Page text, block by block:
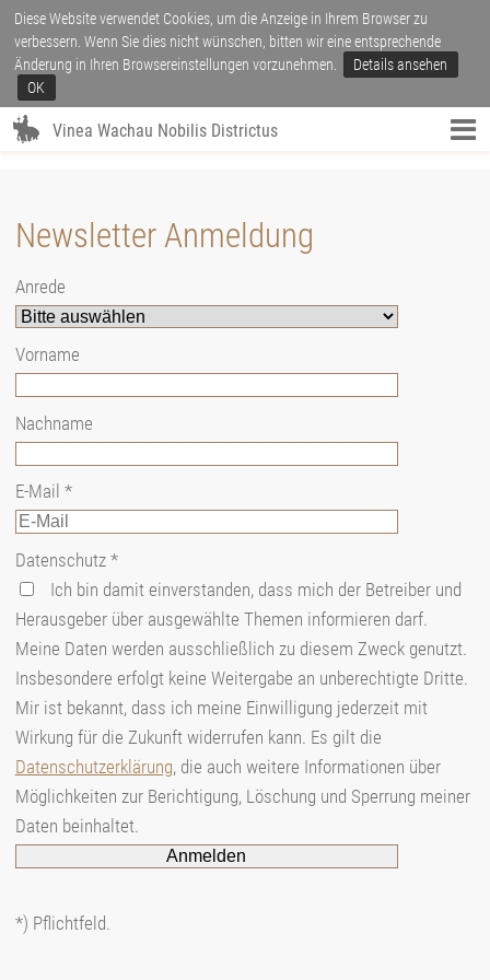
Diese Website verwendet Cookies, um die Anzeige in Ihrem Browser zu
verbessern. Wenn Sie dies nicht wünschen, bitten wir eine entsprechende
Änderung in Ihren Browsereinstellungen vorzunehmen.
Details ansehen
OK
Vinea Wachau Nobilis Districtus
Newsletter Anmeldung
Anrede
Vorname
Nachname
E-Mail *
Datenschutz *
Ich bin damit einverstanden, dass mich der Betreiber und
Herausgeber über ausgewählte Themen informieren darf.
Meine Daten werden ausschließlich zu diesem Zweck genutzt.
Insbesondere erfolgt keine Weitergabe an unberechtigte Dritte.
Mir ist bekannt, dass ich meine Einwilligung jederzeit mit
Wirkung für die Zukunft widerrufen kann. Es gilt die
Datenschutzerklärung, die auch weitere Informationen über
Möglichkeiten zur Berichtigung, Löschung und Sperrung meiner
Daten beinhaltet.
*) Pflichtfeld.